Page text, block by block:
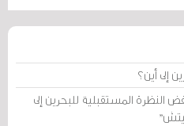
إلى أين؟
النظرة المستقبلية للبحرين إلى